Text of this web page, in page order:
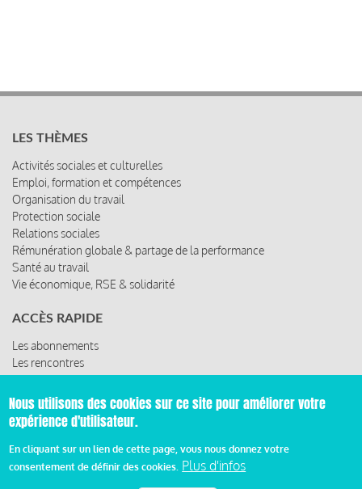
LES THÈMES
Activités sociales et culturelles
Emploi, formation et compétences
Organisation du travail
Protection sociale
Relations sociales
Rémunération globale & partage de la performance
Santé au travail
Vie économique, RSE & solidarité
ACCÈS RAPIDE
Les abonnements
Les rencontres
Les ressources
© 2019 Miroir Social - Réalisé parCafffeine
Mentions légales et condition générale d’utilisation et
Nous utilisons des cookies sur ce site pour améliorer votre
expérience d'utilisateur.
En cliquant sur un lien de cette page, vous nous donnez votre
consentement de définir des cookies. Plus d'infos